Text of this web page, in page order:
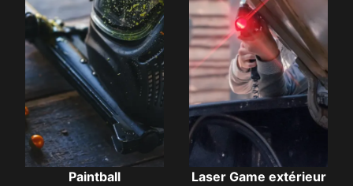
Paintball Laser Game extérieur